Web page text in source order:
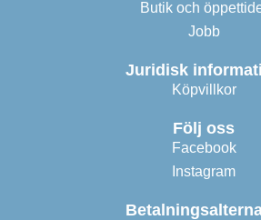
Butik och
Jobb
Juridisk
Köpvillkor
Följ oss
Facebook
Instagram